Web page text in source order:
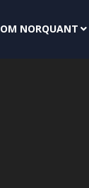
OM NORQUANT